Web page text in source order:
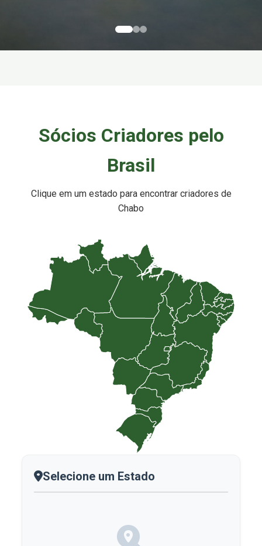
Sócios Criadores pelo
Brasil
Clique em um estado para encontrar criadores de
Chabo
Selecione um Estado